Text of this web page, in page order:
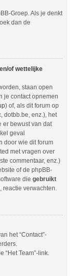
Groep. Als je denkt
dan de
of wettelijke
staan open
je contact opnemen
) of, als dit forum op
dotbb.be, enz.), het
er bewust van dat
geval
door wie dit forum
met vragen over
commentaar, enz.)
of de phpBB-
die gebruikt
reactie verwachten.
het “Contact”-
“Het Team”-link.